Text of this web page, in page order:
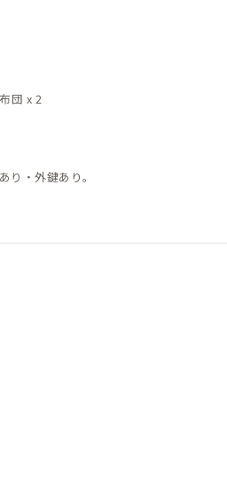
団 x 2
り・外鍵あり。